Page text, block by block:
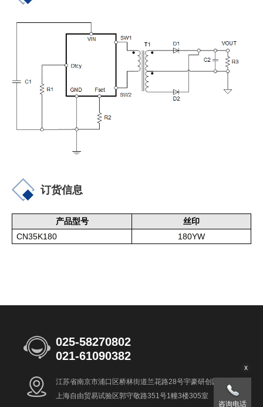
订货信息
产品型号 丝印
CN35K180 180YW
025-58270802
021-61090382
江苏省南京市浦口区桥林街道兰花路28号宇豪研创园8号楼
上海自由贸易试验区郭守敬路351号1幢3楼305室
x
咨询电话